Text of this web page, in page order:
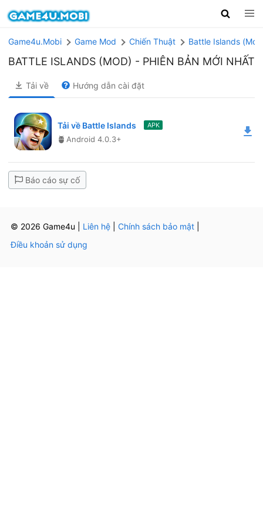
Game4u.Mobi Game Mod Chiến Thuật Battle Islands
BATTLE ISLANDS (MOD) - PHIÊN BẢN MỚI NHẤT
Tải về Hướng dẫn cài đặt
Tải về Battle Islands APK
Android 4.0.3+
Báo cáo sự cố
© 2026 Game4u Liên hệ| Chính sách bảo mật|
Điều khoản sử dụng